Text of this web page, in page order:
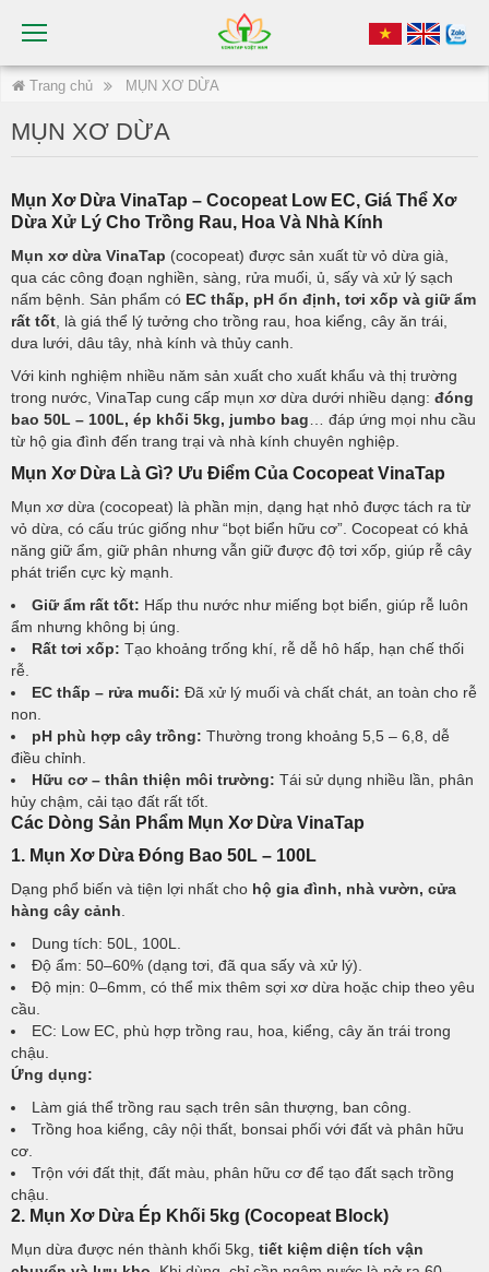
Trang chủ MỤN XƠ DỪA
MỤN XƠ DỪA
Mụn Xơ Dừa VinaTap – Cocopeat Low EC, Giá Thể Xơ
Dừa Xử Lý Cho Trồng Rau, Hoa Và Nhà Kính
Mụn xơ dừa VinaTap (cocopeat) được sản xuất từ vỏ dừa già,
qua các công đoạn nghiền, sàng, rửa muối, ủ, sấy và xử lý sạch
nấm bệnh. Sản phẩm có EC thấp, pH ổn định, tơi xốp và giữ ẩm
rất tốt , là giá thể lý tưởng cho trồng rau, hoa kiểng, cây ăn trái,
dưa lưới, dâu tây, nhà kính và thủy canh.
Với kinh nghiệm nhiều năm sản xuất cho xuất khẩu và thị trường
trong nước, VinaTap cung cấp mụn xơ dừa dưới nhiều dạng: đóng
bao 50L – 100L, ép khối 5kg, jumbo bag … đáp ứng mọi nhu cầu
từ hộ gia đình đến trang trại và nhà kính chuyên nghiệp.
Mụn Xơ Dừa Là Gì? Ưu Điểm Của Cocopeat VinaTap
Mụn xơ dừa (cocopeat) là phần mịn, dạng hạt nhỏ được tách ra từ
vỏ dừa, có cấu trúc giống như “bọt biển hữu cơ”. Cocopeat có khả
năng giữ ẩm, giữ phân nhưng vẫn giữ được độ tơi xốp, giúp rễ cây
phát triển cực kỳ mạnh.
Giữ ẩm rất tốt: Hấp thu nước như miếng bọt biển, giúp rễ luôn
ẩm nhưng không bị úng.
Rất tơi xốp: Tạo khoảng trống khí, rễ dễ hô hấp, hạn chế thối
rễ.
EC thấp – rửa muối: Đã xử lý muối và chất chát, an toàn cho rễ
non.
pH phù hợp cây trồng: Thường trong khoảng 5,5 – 6,8, dễ
điều chỉnh.
Hữu cơ – thân thiện môi trường: Tái sử dụng nhiều lần, phân
hủy chậm, cải tạo đất rất tốt.
Các Dòng Sản Phẩm Mụn Xơ Dừa VinaTap
1. Mụn Xơ Dừa Đóng Bao 50L – 100L
Dạng phổ biến và tiện lợi nhất cho hộ gia đình, nhà vườn, cửa
hàng cây cảnh
Dung tích: 50L, 100L.
Độ ẩm: 50–60% (dạng tơi, đã qua sấy và xử lý).
Độ mịn: 0–6mm, có thể mix thêm sợi xơ dừa hoặc chip theo yêu
cầu.
EC: Low EC, phù hợp trồng rau, hoa, kiểng, cây ăn trái trong
chậu.
Ứng dụng:
Làm giá thể trồng rau sạch trên sân thượng, ban công.
Trồng hoa kiểng, cây nội thất, bonsai phối với đất và phân hữu
cơ.
Trộn với đất thịt, đất màu, phân hữu cơ để tạo đất sạch trồng
chậu.
2. Mụn Xơ Dừa Ép Khối 5kg (Cocopeat Block)
Mụn dừa được nén thành khối 5kg, tiết kiệm diện tích vận